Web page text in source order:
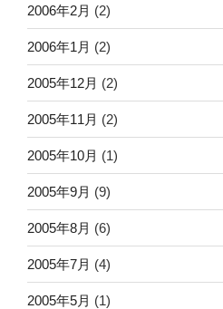
2006年2月 (2)
2006年1月 (2)
2005年12月 (2)
2005年11月 (2)
2005年10月 (1)
2005年9月 (9)
2005年8月 (6)
2005年7月 (4)
2005年5月 (1)